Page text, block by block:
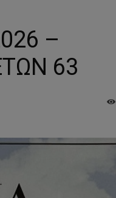
–
63